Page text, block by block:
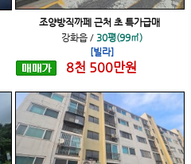
조양방직까페 근처 초 특가급매
강화읍 / 30평(99㎡)
[빌라]
8천 500만원